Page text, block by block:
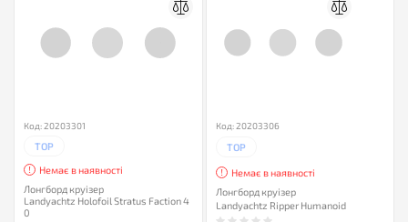
Код: 20203301
TOP
Немає в наявності
Лонгборд круізер
Landyachtz Holofoil Stratus Faction 4
0
Код: 20203306
TOP
Немає в наявності
Лонгборд круізер
Landyachtz Ripper Humanoid